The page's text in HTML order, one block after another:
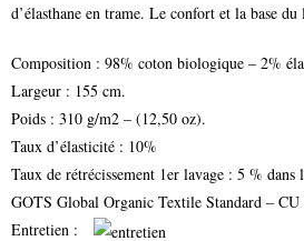
d’élasthane en trame. Le confort et la base
Composition : 98% coton biologique – 2%
Largeur : 155 cm.
Poids : 310 g/m2 – (12,50 oz).
Taux d’élasticité : 10%
Taux de rétrécissement 1er lavage : 5 % dans
GOTS Global Organic Textile Standard – CU
Entretien :